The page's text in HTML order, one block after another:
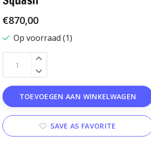
€870,00
Op voorraad (1)
TOEVOEGEN AAN WINKELWAGEN
SAVE AS FAVORITE